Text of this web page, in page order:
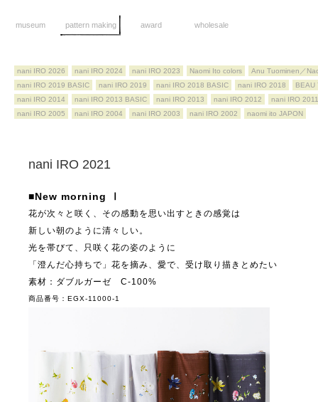
museum pattern making award wholesale
nani IRO 2026 nani IRO 2024 nani IRO 2023 Naomi Ito colors
Anu Tuominen／
nani IRO 2019 BASIC
nani IRO 2019 nani IRO 2018 BASIC nani IRO 2018
BEAU
nani IRO 2014
nani IRO 2013 BASIC nani IRO 2013 nani IRO 2012
nani IRO 2011
nani IRO 2005
nani IRO 2004 nani IRO 2003 nani IRO 2002 naomi ito JAPON
nani IRO 2021
■New morning Ⅰ
花が次々と咲く、その感動を思い出すときの感覚は
新しい朝のように清々しい。
光を帯びて、只咲く花の姿のように
「澄んだ心持ちで」花を摘み、愛で、受け取り描きとめたい
素材：ダブルガーゼ C-100%
商品番号：EGX-11000-1